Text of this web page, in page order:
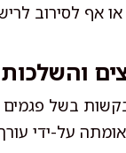
אף לסירוב
בשל פגמים
על-ידי עורך